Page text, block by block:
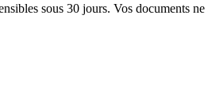
sous 30 jours. Vos documents